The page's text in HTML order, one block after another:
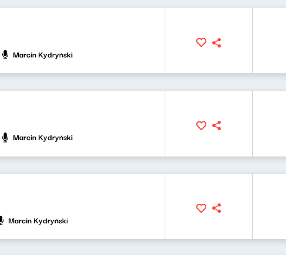
Marcin Kydryński
Marcin Kydryński
Marcin Kydryński